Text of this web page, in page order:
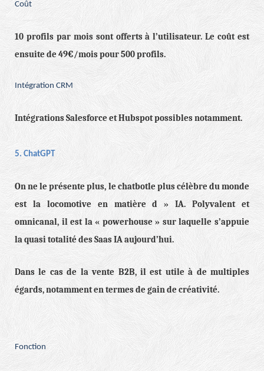
Coût
10 profils par mois sont offerts à l’utilisateur. Le coût est
ensuite de 49€/mois pour 500 profils.
Intégration CRM
Intégrations Salesforce et Hubspot possibles notamment.
5. ChatGPT
On ne le présente plus, le chatbotle plus célèbre du monde
est la locomotive en matière d » IA. Polyvalent et
omnicanal, il est la « powerhouse » sur laquelle s’appuie
la quasi totalité des Saas IA aujourd’hui.
Dans le cas de la vente B2B, il est utile à de multiples
égards, notamment en termes de gain de créativité.
Fonction